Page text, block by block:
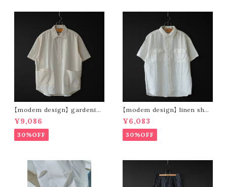
【modem design】 gardenin
g s/s shirt (sand)
¥9,086
30%OFF
【modem design】 linen shor
t sleeve shirt (white)
¥6,083
30%OFF